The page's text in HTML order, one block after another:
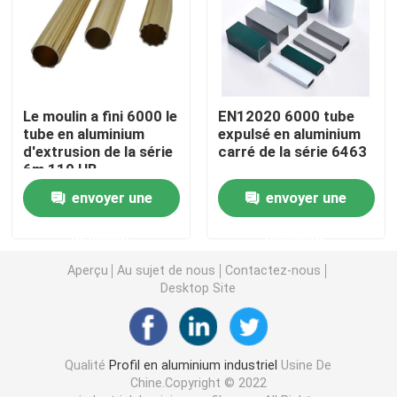
Accessoires en aluminium de profil
barre en aluminium expulsée
Tube en aluminium d'extrusion
Le moulin a fini 6000 le
tube en aluminium
d'extrusion de la série
6m 110 HB
envoyer une
EN12020 6000 tube
expulsé en aluminium
carré de la série 6463
envoyer une
Aperçu Au sujet de nous
Contactez-nous
Desktop Site
Qualité Profil en aluminium industriel Usine De
Chine.Copyright © 2022